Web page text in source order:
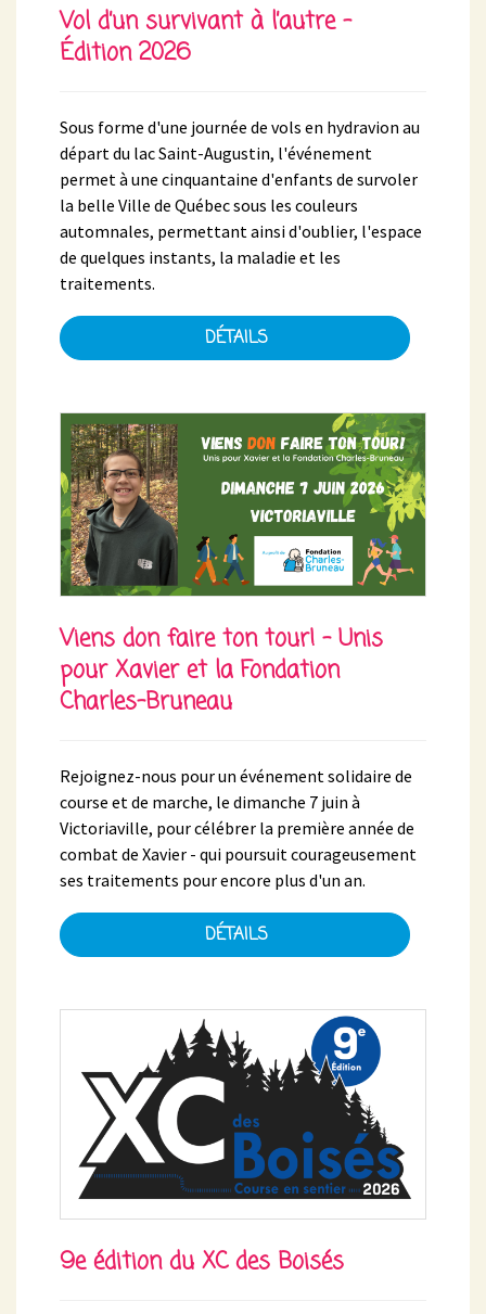
Vol d’un survivant à l’autre -
Édition 2026
Sous forme d'une journée de vols en hydravion au
départ du lac Saint-Augustin, l'événement
permet à une cinquantaine d'enfants de survoler
la belle Ville de Québec sous les couleurs
automnales, permettant ainsi d'oublier, l'espace
de quelques instants, la maladie et les
traitements.
DÉTAILS
Viens don faire ton tour! - Unis
pour Xavier et la Fondation
Charles-Bruneau
Rejoignez-nous pour un événement solidaire de
course et de marche, le dimanche 7 juin à
Victoriaville, pour célébrer la première année de
combat de Xavier - qui poursuit courageusement
ses traitements pour encore plus d'un an.
DÉTAILS
9e édition du XC des Boisés